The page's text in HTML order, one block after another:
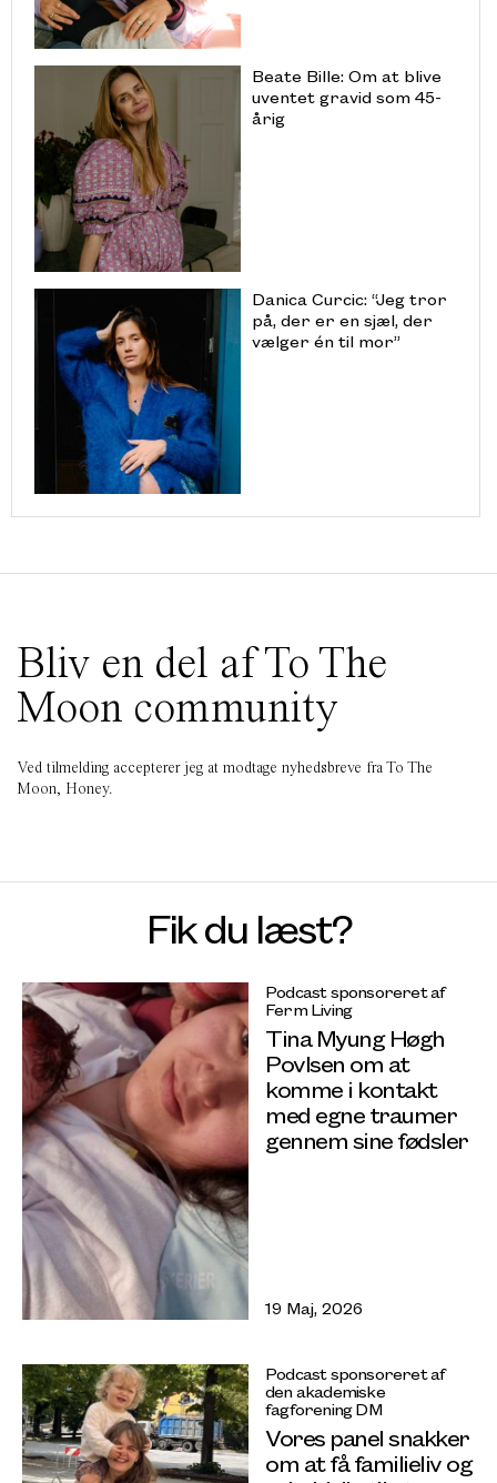
Beate Bille: Om at blive
uventet gravid som 45-
årig
Danica Curcic: “Jeg tror
på, der er en sjæl, der
vælger én til mor”
Bliv en del af To The
Moon community
Ved tilmelding accepterer jeg at modtage nyhedsbreve fra To The
Moon, Honey.
Fik du læst?
Podcast sponsoreret af
Ferm Living
Tina Myung Høgh
Povlsen om at
komme i kontakt
med egne traumer
gennem sine fødsler
19 Maj, 2026
Podcast sponsoreret af
den akademiske
fagforening DM
Vores panel snakker
om at få familieliv og